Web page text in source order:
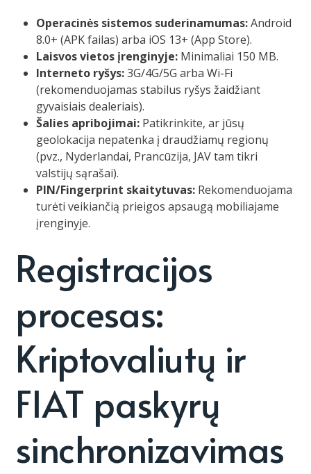
Operacinės sistemos suderinamumas:Android
8.0+ (APK failas) arba iOS 13+ (App Store).
Laisvos vietos įrenginyje: Minimaliai 150 MB.
Interneto ryšys:3G/4G/5G arba Wi-Fi
(rekomenduojamas stabilus ryšys žaidžiant
gyvaisiais dealeriais).
Šalies apribojimai: Patikrinkite, ar jūsų
geolokacija nepatenka į draudžiamų regionų
(pvz., Nyderlandai, Prancūzija, JAV tam tikri
valstijų sąrašai).
PIN/Fingerprint skaitytuvas: Rekomenduojama
turėti veikiančią prieigos apsaugą mobiliajame
įrenginyje.
Registracijos
procesas:
Kriptovaliutų ir
FIAT paskyrų
sinchronizavimas